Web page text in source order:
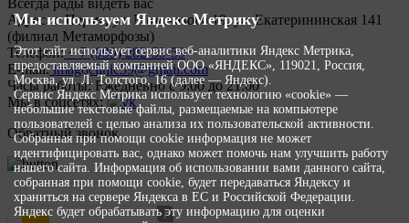
Адрес:г. Пермь, ул. Мильчакова 19, ул. Екатерининская 141
(филиал Метаморфозы)
Телефон:+ 7 (999) 282-59-59
E-mail:imagoclinic59@gmail.com
Часы работы:Ежедневно с 9:00 до 21:00
Мы в соцсетях:
Обратный звонок
Мы используем Яндекс Метрику
Этот сайт использует сервис веб-аналитики Яндекс Метрика,
предоставляемый компанией ООО «ЯНДЕКС», 119021, Россия,
Москва, ул. Л. Толстого, 16 (далее — Яндекс).
Сервис Яндекс Метрика использует технологию «cookie» —
небольшие текстовые файлы, размещаемые на компьютере
пользователей с целью анализа их пользовательской активности.
Собранная при помощи cookie информация не может
идентифицировать вас, однако может помочь нам улучшить работу
нашего сайта. Информация об использовании вами данного сайта,
собранная при помощи cookie, будет передаваться Яндексу и
храниться на сервере Яндекса в ЕС и Российской Федерации.
Яндекс будет обрабатывать эту информацию для оценки